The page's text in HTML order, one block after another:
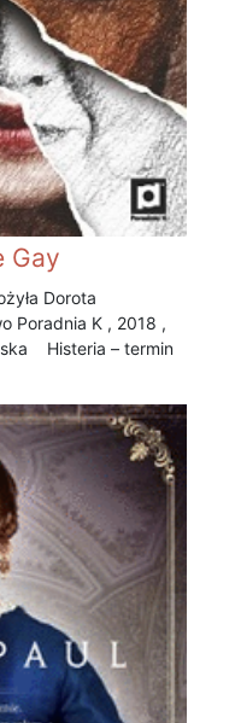
Gay
Dorota
Poradnia K , 2018 ,
Histeria – termin